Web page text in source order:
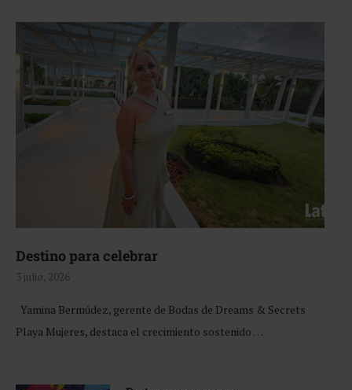
Destino para celebrar
3 julio, 2026
Yamina Bermúdez, gerente de Bodas de Dreams & Secrets
Playa Mujeres, destaca el crecimiento sostenido …